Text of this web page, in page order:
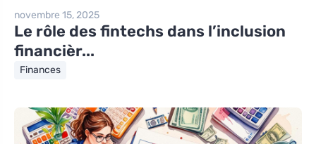
novembre 15, 2025
Le rôle des fintechs dans l’inclusion
financièr...
Finances